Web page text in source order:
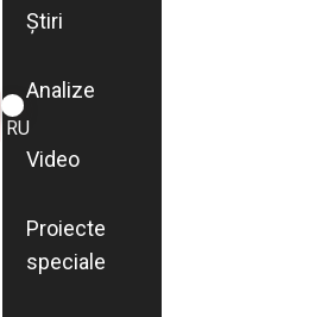
ROMÂNĂ
RU
Știri
Analize
Video
Proiecte
speciale